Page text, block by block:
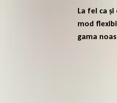
La fel ca
mod
gama